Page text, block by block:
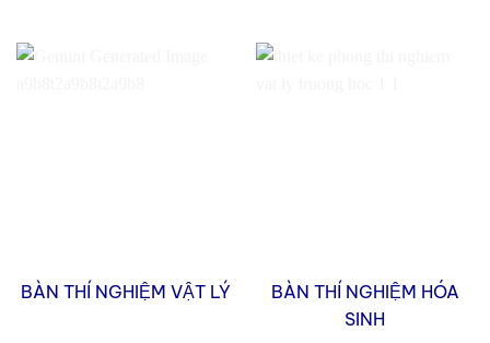
BÀN THÍ NGHIỆM VẬT LÝ
BÀN THÍ NGHIỆM HÓA
SINH